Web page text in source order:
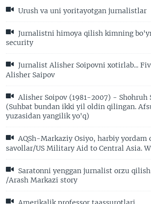
Urush va uni yoritayotgan jurnalistlar
Jurnalistni himoya qilish kimning
security
Jurnalist Alisher Soipovni xotirlab...
Alisher Saipov
Alisher Soipov (1981-2007) -
(Suhbat bundan ikki yil oldin qilingan.
yuzasidan yangilik yo'q)
AQSh-Markaziy Osiyo, harbiy yordam
savollar/US Military Aid to Central Asia.
Saratonni yenggan jurnalist orzu
/Arash Markazi story